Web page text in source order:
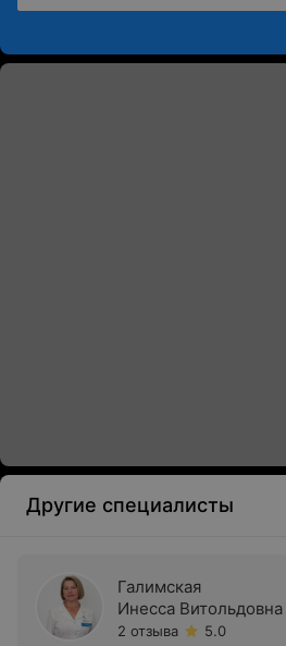
Другие специалисты
Галимская
Инесса Витольдовна
2 отзыва
5.0